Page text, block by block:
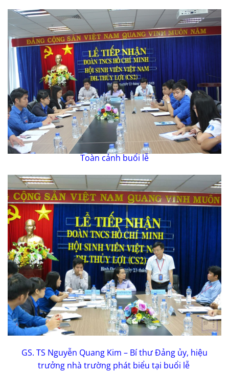
Toàn cảnh buổi lễ
GS. TS Nguyễn Quang Kim – Bí thư Đảng ủy, hiệu
trưởng nhà trường phát biểu tại buổi lễ